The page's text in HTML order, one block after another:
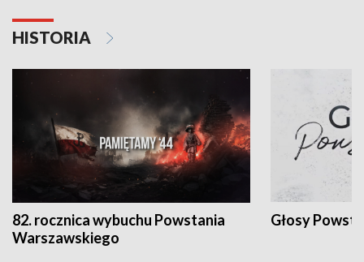
HISTORIA
82. rocznica wybuchu Powstania
Warszawskiego
Głosy